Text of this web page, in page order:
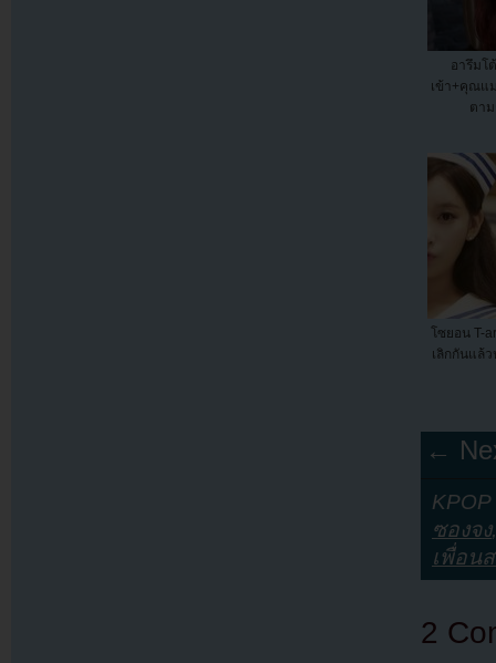
อารึมโ
เข้า+คุณแ
ตา
โซยอน T-
เลิกกันแล้
←
ซองจง
เพื่อน
2